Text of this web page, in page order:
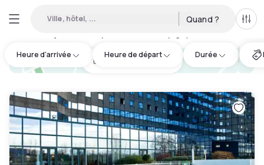
Ville, hôtel, ... Quand ?
Heure d'arrivée Heure de départ Durée
12
hotel.cta.view_map